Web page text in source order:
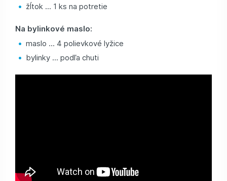
žĺtok ... 1 ks na potretie
Na bylinkové maslo:
maslo ... 4 polievkové lyžice
bylinky ... podľa chuti